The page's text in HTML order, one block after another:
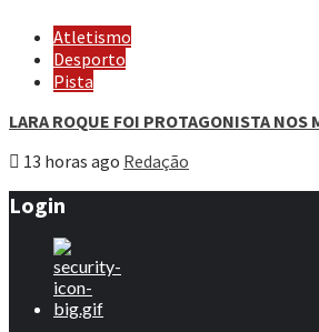
Atletismo
Desporto
Pista
LARA ROQUE FOI PROTAGONISTA NOS
13 horas ago Redação
Login